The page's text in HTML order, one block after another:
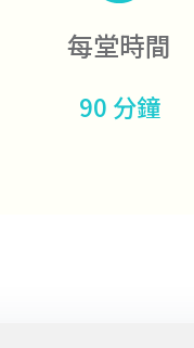
每堂時間
90 分鐘